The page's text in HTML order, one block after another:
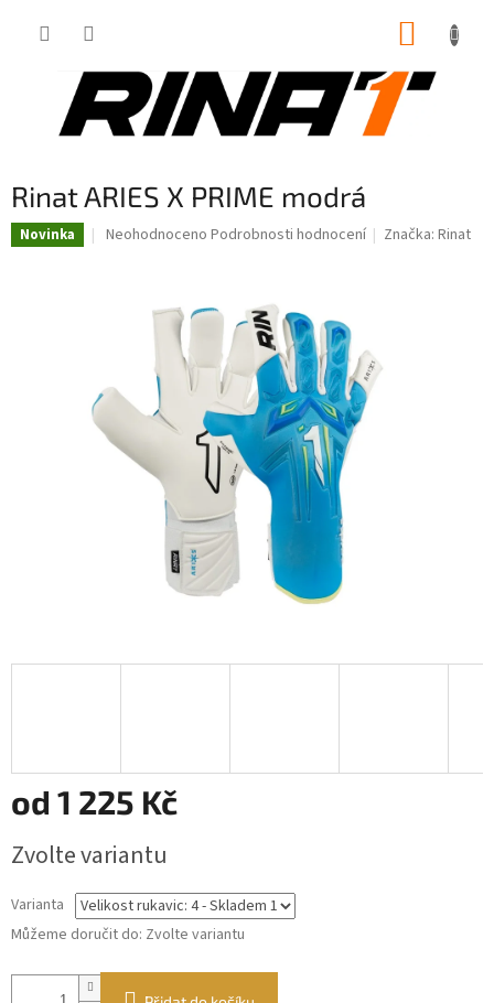
Rinat ARIES X PRIME modrá
Novinka
Průměrné
hvězdiček.
Neohodnoceno Podrobnosti hodnocení Značka:Rinat
od 1 225 Kč
cena:
Zvolte variantu
Varianta
Můžeme doručit do: Zvolte variantu